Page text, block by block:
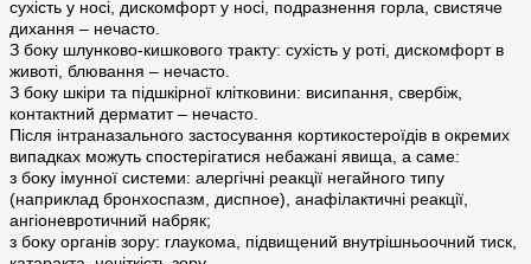
сухість у носі, дискомфорт у носі, подразнення горла, свистяче
дихання – нечасто.
З боку шлунково-кишкового тракту: сухість у роті, дискомфорт в
животі, блювання – нечасто.
З боку шкіри та підшкірної клітковини: висипання, свербіж,
контактний дерматит – нечасто.
Після інтраназального застосування кортикостероїдів в окремих
випадках можуть спостерігатися небажані явища, а саме:
з боку імунної системи: алергічні реакції негайного типу
(наприклад бронхоспазм, диспное), анафілактичні реакції,
ангіоневротичний набряк;
з боку органів зору: глаукома, підвищений внутрішньоочний тиск,